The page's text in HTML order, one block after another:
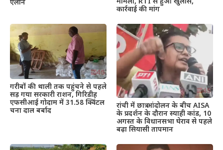
ऐलान
कार्रवाई की मांग
गरीबों की थाली तक पहुंचने से पहले
सड़ गया सरकारी राशन, गिरिडीह
एफसीआई गोदाम में 31.58 क्विंटल
चना दाल बर्बाद
रांची में छात्र आंदोलन के बीच AISA
के प्रदर्शन के दौरान स्याही कांड, 10
अगस्त के विधानसभा घेराव से पहले
बढ़ा सियासी तापमान